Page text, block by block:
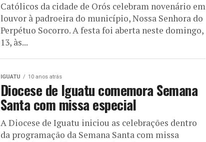
Católicos da cidade de Orós celebram novenário em
louvor à padroeira do município, Nossa Senhora do
Perpétuo Socorro. A festa foi aberta neste domingo,
13, às...
IGUATU 10 anos atrás
Diocese de Iguatu comemora Semana
Santa com missa especial
A Diocese de Iguatu iniciou as celebrações dentro
da programação da Semana Santa com missa